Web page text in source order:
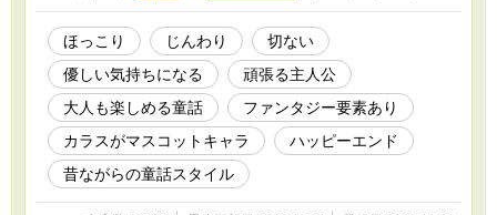
ほっこり じんわり
切ない
優しい気持ちになる
頑張る主人公
大人も楽しめる童話
ファンタジー要素あり
カラスがマスコットキャラ
ハッピーエンド
昔ながらの童話スタイル